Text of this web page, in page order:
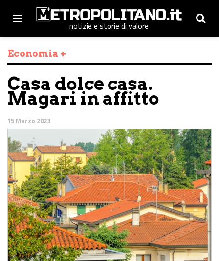
notizie e storie di valore
Economia +
Casa dolce casa.
Magari in affitto
15 Marzo 2023